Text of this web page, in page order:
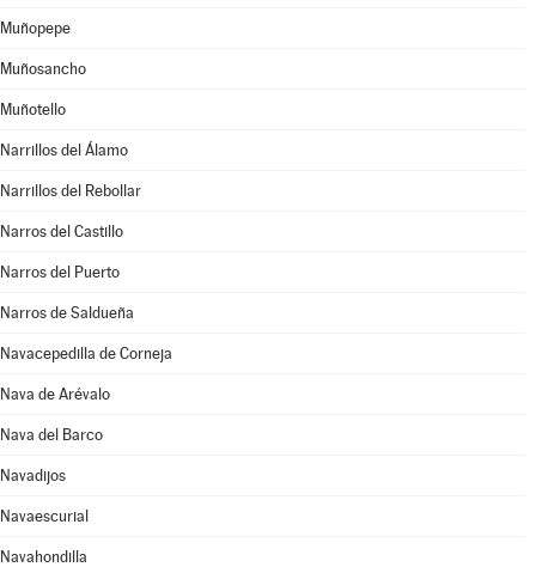
Muñopepe
Muñosancho
Muñotello
Narrillos del Álamo
Narrillos del Rebollar
Narros del Castillo
Narros del Puerto
Narros de Saldueña
Navacepedilla de Corneja
Nava de Arévalo
Nava del Barco
Navadijos
Navaescurial
Navahondilla